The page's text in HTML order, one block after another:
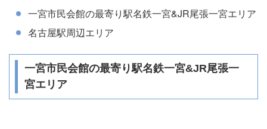
一宮市民会館の最寄り駅名鉄一宮&JR尾張一宮エリア
名古屋駅周辺エリア
一宮市民会館の最寄り駅名鉄一宮&JR尾張一
宮エリア